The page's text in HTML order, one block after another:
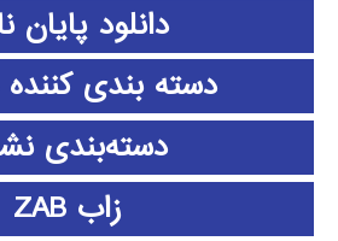
دانلود پايان
دسته بندی
دسته‌بندی
زاب ZAB